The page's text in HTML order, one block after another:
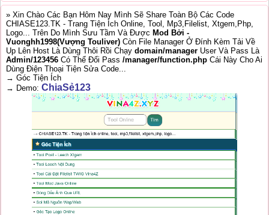
» Xin Chào Các Bạn Hôm Nay Mình Sẽ Share Toàn Bộ Các Code
CHIASE123.TK - Trang Tiện Ích Online, Tool, Mp3,Filelist, Xtgem,Php,
Logo... Trên Do Mình Sưu Tầm Và Được Mod Bởi -
Vuonghh1998(Vượng Touliver) Còn File Manager Ở Đính Kèm Tải Về
Up Lên Host Là Dùng Thôi Rồi Chạy domain/manager User Và Pass Là
Admin/123456 Có Thể Đổi Pass /manager/function.php Cái Này Cho Ai
Dùng Điện Thoại Tiện Sửa Code...
→ Góc Tiện Ích
→ Demo: ChiaSẻ123